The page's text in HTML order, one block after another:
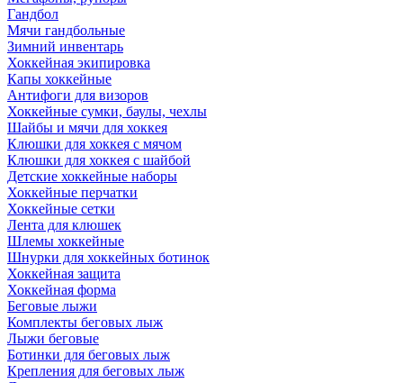
Гандбол
Мячи гандбольные
Зимний инвентарь
Хоккейная экипировка
Капы хоккейные
Антифоги для визоров
Хоккейные сумки, баулы, чехлы
Шайбы и мячи для хоккея
Клюшки для хоккея с мячом
Клюшки для хоккея с шайбой
Детские хоккейные наборы
Хоккейные перчатки
Хоккейные сетки
Лента для клюшек
Шлемы хоккейные
Шнурки для хоккейных ботинок
Хоккейная защита
Хоккейная форма
Беговые лыжи
Комплекты беговых лыж
Лыжи беговые
Ботинки для беговых лыж
Крепления для беговых лыж